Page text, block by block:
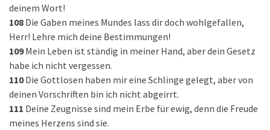
deinem Wort!
108 Die Gaben meines Mundes lass dir doch wohlgefallen,
Herr! Lehre mich deine Bestimmungen!
109 Mein Leben ist ständig in meiner Hand, aber dein Gesetz
habe ich nicht vergessen.
110 Die Gottlosen haben mir eine Schlinge gelegt, aber von
deinen Vorschriften bin ich nicht abgeirrt.
111 Deine Zeugnisse sind mein Erbe für ewig, denn die Freude
meines Herzens sind sie.